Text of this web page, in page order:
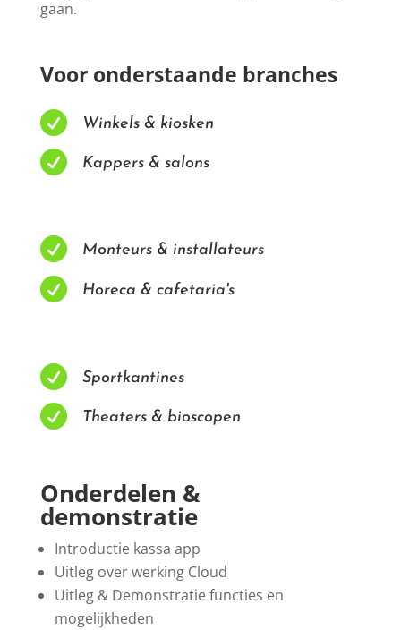
gaan.
Voor onderstaande branches
 Winkels & kiosken
 Kappers & salons
 Monteurs & installateurs
 Horeca & cafetaria's
 Sportkantines
 Theaters & bioscopen
Onderdelen &
demonstratie
Introductie kassa app
Uitleg over werking Cloud
Uitleg & Demonstratie functies en
mogelijkheden